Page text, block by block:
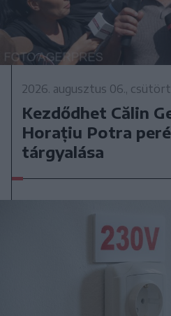
2026. augusztus 06.,
Kezdődhet Călin
Horațiu Potra
tárgyalása